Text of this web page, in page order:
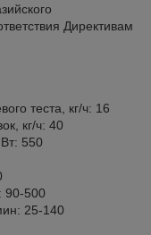
Директивам
теста, кг/ч: 16
кг/ч: 40
550
90-500
25-140